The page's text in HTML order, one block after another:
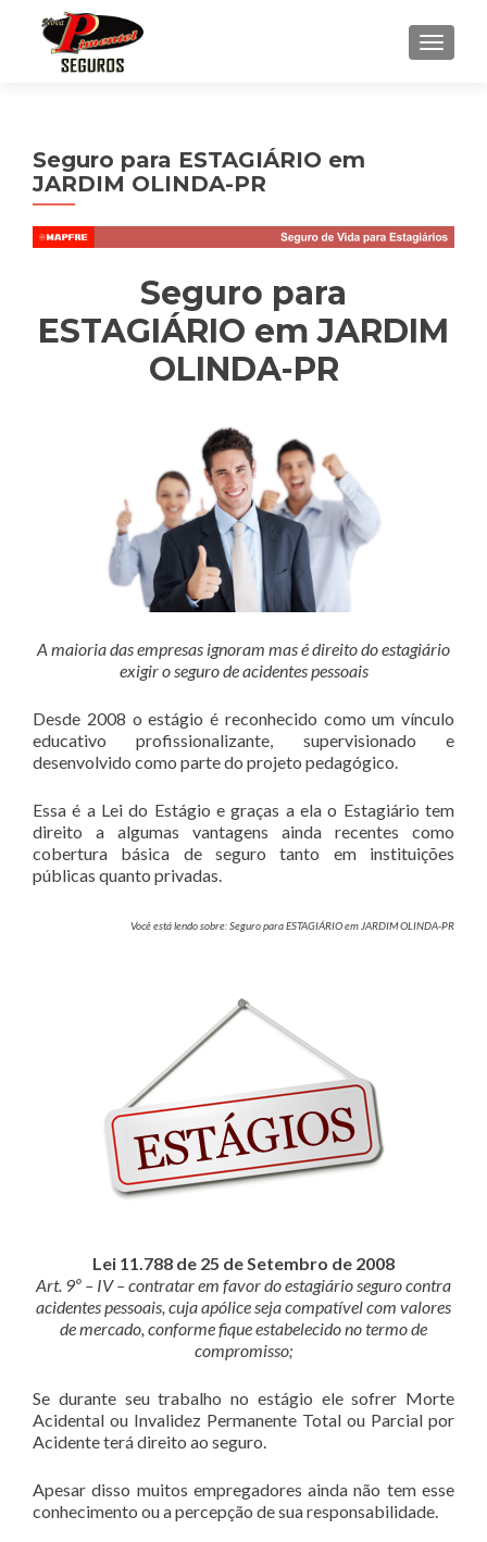
Seguro para ESTAGIÁRIO em
JARDIM OLINDA-PR
Seguro para
ESTAGIÁRIO em JARDIM
OLINDA-PR
A maioria das empresas ignoram mas é direito do estagiário
exigir o seguro de acidentes pessoais
Desde 2008 o estágio é reconhecido como um vínculo
educativo profissionalizante, supervisionado e
desenvolvido como parte do projeto pedagógico.
Essa é a Lei do Estágio e graças a ela o Estagiário tem
direito a algumas vantagens ainda recentes como
cobertura básica de seguro tanto em instituições
públicas quanto privadas.
Você está lendo sobre: Seguro para ESTAGIÁRIO em JARDIM OLINDA-PR
Lei 11.788 de 25 de Setembro de 2008
Art. 9º – IV – contratar em favor do estagiário seguro contra
acidentes pessoais, cuja apólice seja compatível com valores
de mercado, conforme fique estabelecido no termo de
compromisso;
Se durante seu trabalho no estágio ele sofrer Morte
Acidental ou Invalidez Permanente Total ou Parcial por
Acidente terá direito ao seguro.
Apesar disso muitos empregadores ainda não tem esse
conhecimento ou a percepção de sua responsabilidade.